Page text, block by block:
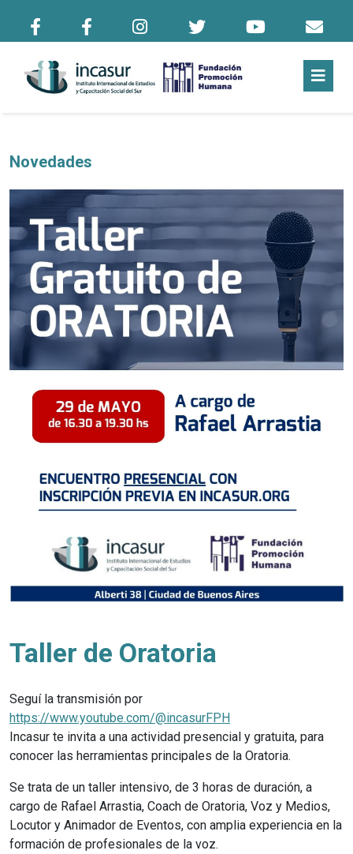
Novedades
Taller de Oratoria
Seguí la transmisión por
https://www.youtube.com/@incasurFPH
Incasur te invita a una actividad presencial y gratuita, para
conocer las herramientas principales de la Oratoria.
Se trata de un taller intensivo, de 3 horas de duración, a
cargo de Rafael Arrastia, Coach de Oratoria, Voz y Medios,
Locutor y Animador de Eventos, con amplia experiencia en la
formación de profesionales de la voz.